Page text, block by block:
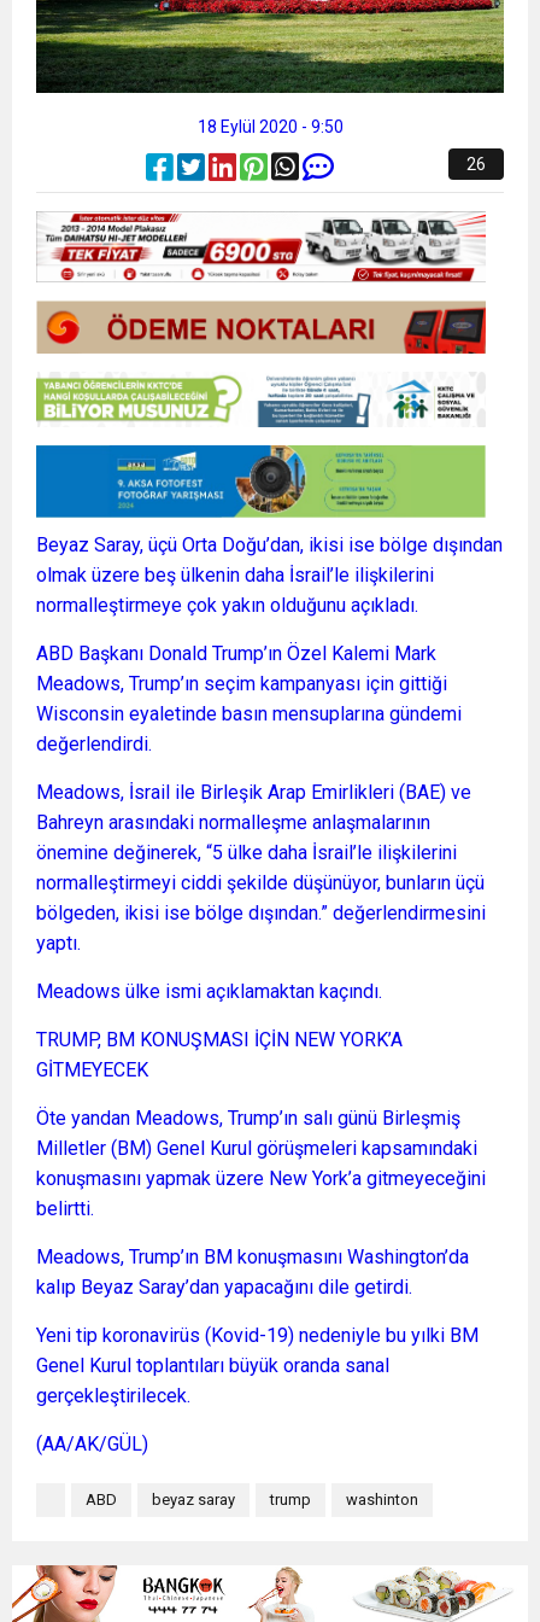
18 Eylül 2020 - 9:50
26
Beyaz Saray, üçü Orta Doğu’dan, ikisi ise bölge dışından
olmak üzere beş ülkenin daha İsrail’le ilişkilerini
normalleştirmeye çok yakın olduğunu açıkladı.
ABD Başkanı Donald Trump’ın Özel Kalemi Mark
Meadows, Trump’ın seçim kampanyası için gittiği
Wisconsin eyaletinde basın mensuplarına gündemi
değerlendirdi.
Meadows, İsrail ile Birleşik Arap Emirlikleri (BAE) ve
Bahreyn arasındaki normalleşme anlaşmalarının
önemine değinerek, “5 ülke daha İsrail’le ilişkilerini
normalleştirmeyi ciddi şekilde düşünüyor, bunların üçü
bölgeden, ikisi ise bölge dışından.” değerlendirmesini
yaptı.
Meadows ülke ismi açıklamaktan kaçındı.
TRUMP, BM KONUŞMASI İÇİN NEW YORK’A
GİTMEYECEK
Öte yandan Meadows, Trump’ın salı günü Birleşmiş
Milletler (BM) Genel Kurul görüşmeleri kapsamındaki
konuşmasını yapmak üzere New York’a gitmeyeceğini
belirtti.
Meadows, Trump’ın BM konuşmasını Washington’da
kalıp Beyaz Saray’dan yapacağını dile getirdi.
Yeni tip koronavirüs (Kovid-19) nedeniyle bu yılki BM
Genel Kurul toplantıları büyük oranda sanal
gerçekleştirilecek.
(AA/AK/GÜL)
ABD beyaz saray trump washinton